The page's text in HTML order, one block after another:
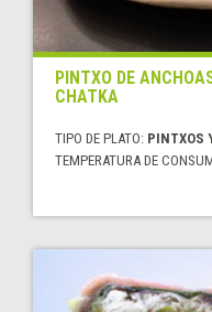
PINTXO DE
CHATKA
TIPO DE PLATO: PINTXOS
TEMPERATURA DE